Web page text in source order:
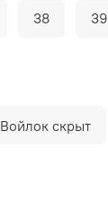
38 39
Войлок скрыт